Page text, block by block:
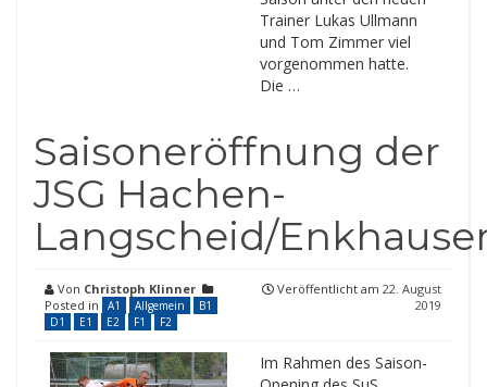
Trainer Lukas Ullmann
und Tom Zimmer viel
vorgenommen hatte.
Die …
Saisoneröffnung der
JSG Hachen-
Langscheid/
Von Christoph Klinner
Posted in
A1 Allgemein
B1
D1
E1 E2 F1 F2
Veröffentlicht am 22. August
2019
Im Rahmen des Saison-